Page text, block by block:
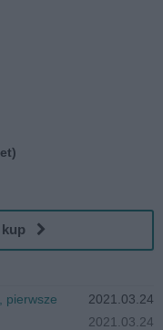
kup
pierwsze
2021.03.24
2021.03.24